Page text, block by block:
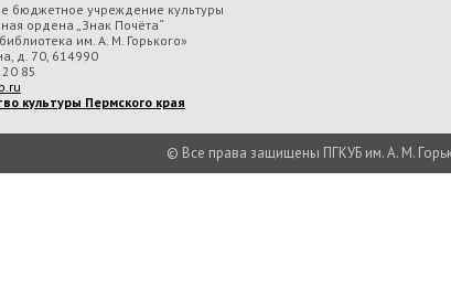
бюджетное учреждение культуры
ордена „Знак Почёта“
им. А. М. Горького»
д. 70, 614990
85
культуры Пермского края
© Все права защищены ПГКУБ им. А. М.
учреждение культуры «Пермская государственная ордена „Знак